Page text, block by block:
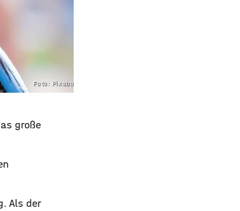
Foto: Pixabay.com
große
Als der